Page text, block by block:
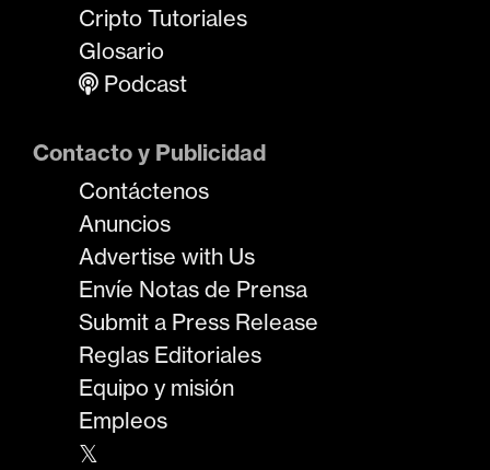
Cripto Tutoriales
Glosario
Podcast
Contacto y Publicidad
Contáctenos
Anuncios
Advertise with Us
Envíe Notas de Prensa
Submit a Press Release
Reglas Editoriales
Equipo y misión
Empleos
𝕏